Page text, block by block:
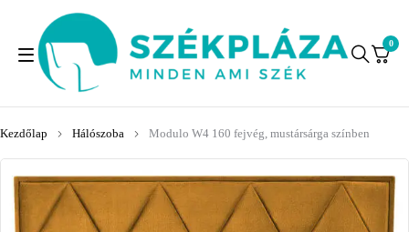
0
Kezdőlap Hálószoba Modulo W4 160 fejvég, mustársárga színben